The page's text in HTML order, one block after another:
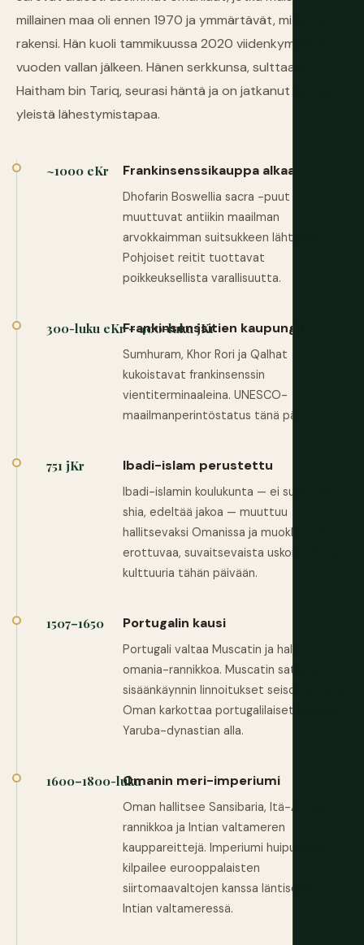
millainen maa oli ennen 1970 ja ymmärtävät, mitä hän
rakensi. Hän kuoli tammikuussa 2020 viidenkymmenen
vuoden vallan jälkeen. Hänen serkkunsa, sulttaani
Haitham bin Tariq, seurasi häntä ja on jatkanut samaa
yleistä lähestymistapaa.
~1000 eKr Frankinsenssikauppa alkaa
Dhofarin Boswellia sacra -puut
muuttuvat antiikin maailman
arvokkaimman suitsukkeen lähteeksi.
Pohjoiset reitit tuottavat
poikkeuksellista varallisuutta.
300-luku eKr – 400-luku jKr
Frankinsenssitien kaupungit
Sumhuram, Khor Rori ja Qalhat
kukoistavat frankinsenssin
vientiterminaaleina. UNESCO-
maailmanperintöstatus tänä päivänä.
751 jKr Ibadi-islam perustettu
Ibadi-islamin koulukunta — ei sunni eikä
shia, edeltää jakoa — muuttuu
hallitsevaksi Omanissa ja muokkaa sen
erottuvaa, suvaitsevaista uskonnollista
kulttuuria tähän päivään.
1507–1650 Portugalin kausi
Portugali valtaa Muscatin ja hallitsee
omania-rannikkoa. Muscatin sataman
sisäänkäynnin linnoitukset seisovat vielä.
Oman karkottaa portugalilaiset lopulta
Yaruba-dynastian alla.
1600–1800-lukuOmanin meri-imperiumi
Oman hallitsee Sansibaria, Itä-Afrikan
rannikkoa ja Intian valtameren
kauppareittejä. Imperiumi huipussaan
kilpailee eurooppalaisten
siirtomaavaltojen kanssa läntisessä
Intian valtameressä.